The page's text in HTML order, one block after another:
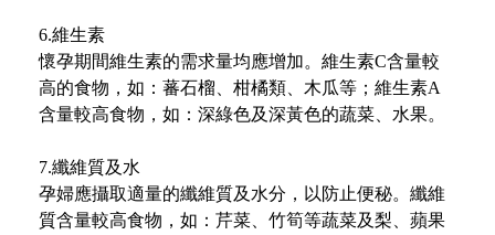
6.維生素
懷孕期間維生素的需求量均應增加。維生素C含量較
高的食物，如：蕃石榴、柑橘類、木瓜等；維生素A
含量較高食物，如：深綠色及深黃色的蔬菜、水果。
7.纖維質及水
孕婦應攝取適量的纖維質及水分，以防止便秘。纖維
質含量較高食物，如：芹菜、竹筍等蔬菜及梨、蘋果